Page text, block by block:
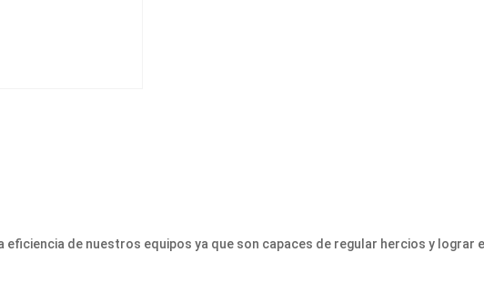
de nuestros equipos ya que son capaces de regular hercios y lograr